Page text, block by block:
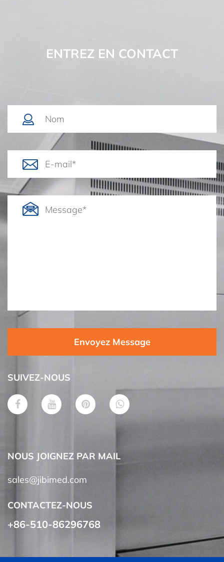
ENTREZ EN CONTACT
Envoyez Message
SUIVEZ-NOUS
NOUS JOIGNEZ PAR MAIL
sales@jibimed.com
CONTACTEZ-NOUS
+86-510-86296768